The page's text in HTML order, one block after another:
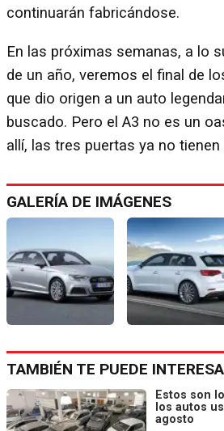
continuarán fabricándose.
En las próximas semanas, a lo
de un año, veremos el final de
que dio origen a un auto
buscado. Pero el A3 no es un
allí, las tres puertas ya no tienen
GALERÍA DE IMÁGENES
TAMBIÉN TE PUEDE
Estos son
los autos
agosto